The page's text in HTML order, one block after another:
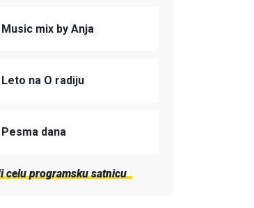
Music mix by Anja
Leto na O radiju
Pesma dana
celu programsku satnicu